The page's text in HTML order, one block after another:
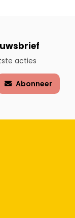
acties
Abonneer